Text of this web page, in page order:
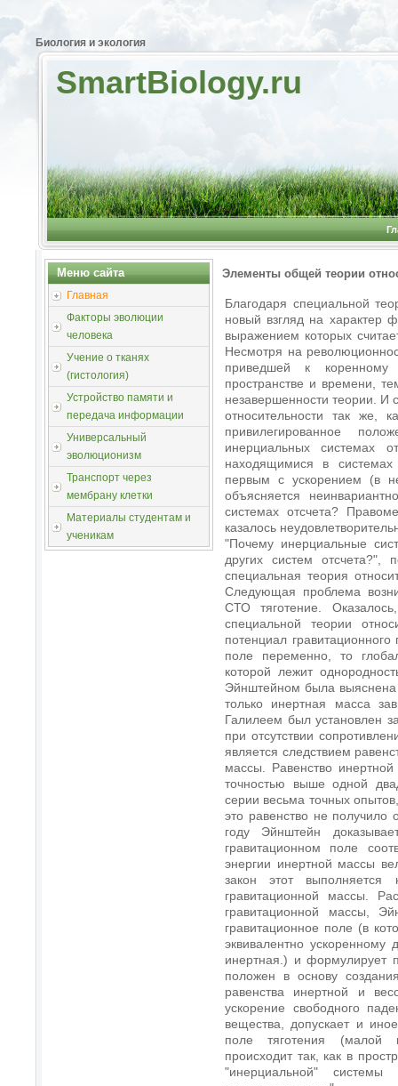
Биология и экология
SmartBiology.ru
Меню сайта
Главная
Факторы эволюции
человека
Учение о тканях
(гистология)
Устройство памяти и
передача информации
Универсальный
эволюционизм
Транспорт через
мембрану клетки
Материалы студентам и
ученикам
Элементы общей теории
Благодаря специальной
новый взгляд на характер
выражением которых
Несмотря на
приведшей к
пространстве и времени,
незавершенности теории. И
относительности так же,
привилегированное
инерциальных системах
находящимися в
первым с ускорением (в
объясняется
системах отсчета?
казалось
"Почему инерциальные
других систем
специальная теория
Следующая проблема
СТО тяготение.
специальной теории
потенциал
поле переменно, то
которой лежит
Эйнштейном была выяснена
только инертная масса
Галилеем был установлен
при отсутствии
является следствием
массы. Равенство
точностью выше одной
серии весьма точных
это равенство не
году Эйнштейн
гравитационном поле
энергии инертной массы
закон этот
гравитационной массы.
гравитационной массы,
гравитационное поле (в
эквивалентно
инертная.) и формулирует
положен в основу
равенства инертной и
ускорение свободного
вещества, допускает и
поле тяготения (малой
происходит так, как в
"инерциальной" системы